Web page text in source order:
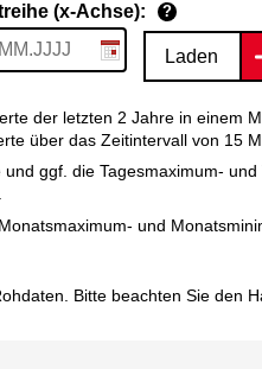
(x-Achse): ?
Laden
der letzten 2 Jahre in einem
über das Zeitintervall von 15
ggf. die Tagesmaximum-
und
Bitte beachten Sie den